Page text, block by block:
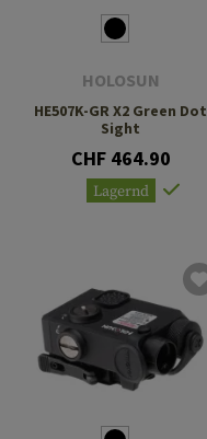
HOLOSUN
HE507K-GR X2 Green Dot
Sight
CHF 464.90
Lagernd